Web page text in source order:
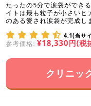
たったの5分で涙袋ができ
イトは最も粒子が小さいヒ
のある愛され涙袋が完成し
4.1(当サ
参考価格: ¥18,330円(税
クリニッ